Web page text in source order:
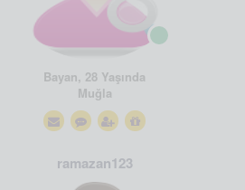
Bayan, 28 Yaşında
Muğla
ramazan123